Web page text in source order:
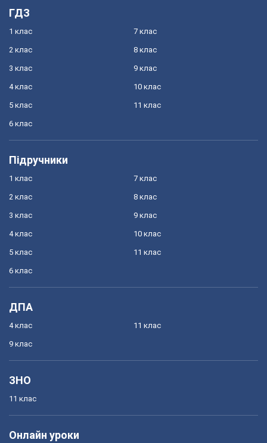
ГДЗ
1 клас
2 клас
3 клас
4 клас
5 клас
6 клас
7 клас
8 клас
9 клас
10 клас
11 клас
Підручники
1 клас
2 клас
3 клас
4 клас
5 клас
6 клас
7 клас
8 клас
9 клас
10 клас
11 клас
ДПА
4 клас
9 клас
11 клас
ЗНО
11 клас
Онлайн уроки